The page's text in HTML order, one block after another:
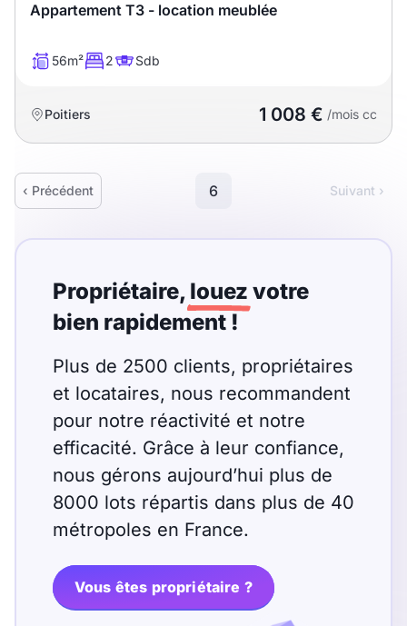
Appartement T3 - location meublée
56m² 2 Sdb
Poitiers 1 008 € /mois cc
‹ Précédent 6 Suivant ›
Propriétaire, louez votre
bien rapidement !
Plus de 2500 clients, propriétaires
et locataires, nous recommandent
pour notre réactivité et notre
efficacité. Grâce à leur confiance,
nous gérons aujourd’hui plus de
8000 lots répartis dans plus de 40
métropoles en France.
Vous êtes propriétaire ?